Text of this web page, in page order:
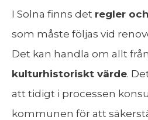
I Solna finns det regler
som måste följas vid
Det kan handla om allt
kulturhistoriskt värde.
att tidigt i processen
kommunen för att